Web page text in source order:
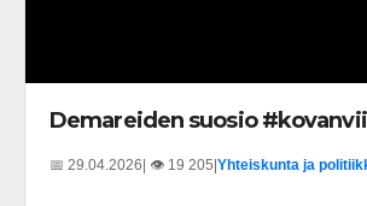
Demareiden suosio
📅 29.04.2026 | 👁️ 19 205 Yhteiskunta ja